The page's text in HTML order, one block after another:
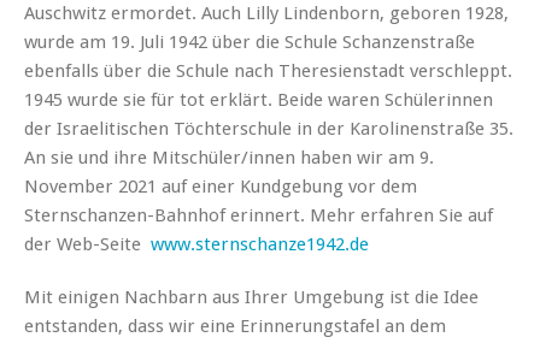
Auschwitz ermordet. Auch Lilly Lindenborn, geboren 1928,
wurde am 19. Juli 1942 über die Schule Schanzenstraße
ebenfalls über die Schule nach Theresienstadt verschleppt.
1945 wurde sie für tot erklärt. Beide waren Schülerinnen
der Israelitischen Töchterschule in der Karolinenstraße 35.
An sie und ihre Mitschüler/innen haben wir am 9.
November 2021 auf einer Kundgebung vor dem
Sternschanzen-Bahnhof erinnert. Mehr erfahren Sie auf
der Web-Seite www.sternschanze1942.de
Mit einigen Nachbarn aus Ihrer Umgebung ist die Idee
entstanden, dass wir eine Erinnerungstafel an dem